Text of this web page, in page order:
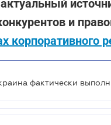
и
корпоративного